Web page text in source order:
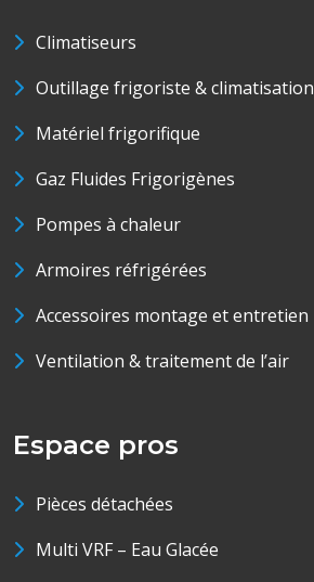
Climatiseurs
Outillage frigoriste & climatisation
Matériel frigorifique
Gaz Fluides Frigorigènes
Pompes à chaleur
Armoires réfrigérées
Accessoires montage et entretien
Ventilation & traitement de l’air
Espace pros
Pièces détachées
Multi VRF – Eau Glacée